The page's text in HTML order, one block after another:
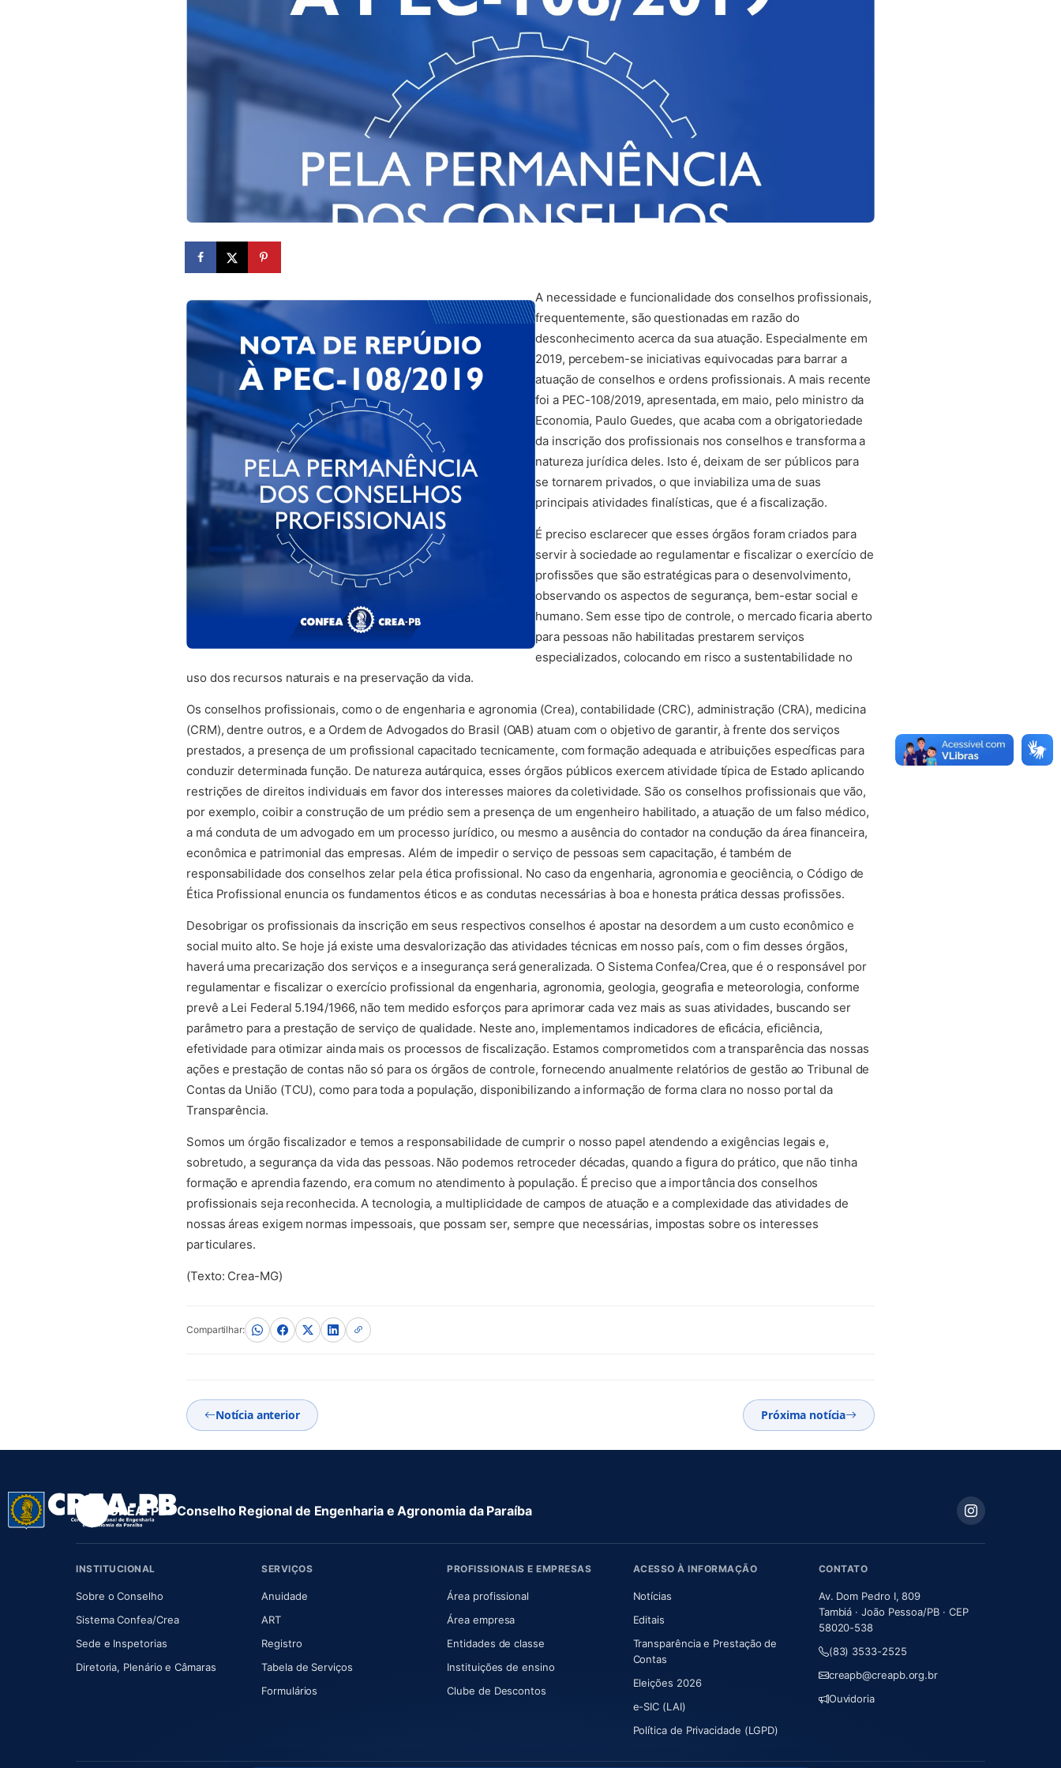
A necessidade e funcionalidade dos conselhos profissionais,
frequentemente, são questionadas em razão do
desconhecimento acerca da sua atuação. Especialmente em
2019, percebem-se iniciativas equivocadas para barrar a
atuação de conselhos e ordens profissionais. A mais recente
foi a PEC-108/2019, apresentada, em maio, pelo ministro da
Economia, Paulo Guedes, que acaba com a obrigatoriedade
da inscrição dos profissionais nos conselhos e transforma a
natureza jurídica deles. Isto é, deixam de ser públicos para
se tornarem privados, o que inviabiliza uma de suas
principais atividades finalísticas, que é a fiscalização.
É preciso esclarecer que esses órgãos foram criados para
servir à sociedade ao regulamentar e fiscalizar o exercício de
profissões que são estratégicas para o desenvolvimento,
observando os aspectos de segurança, bem-estar social e
humano. Sem esse tipo de controle, o mercado ficaria aberto
para pessoas não habilitadas prestarem serviços
especializados, colocando em risco a sustentabilidade no
uso dos recursos naturais e na preservação da vida.
Os conselhos profissionais, como o de engenharia e agronomia (Crea), contabilidade (CRC), administração (CRA), medicina
(CRM), dentre outros, e a Ordem de Advogados do Brasil (OAB) atuam com o objetivo de garantir, à frente dos serviços
prestados, a presença de um profissional capacitado tecnicamente, com formação adequada e atribuições específicas para
conduzir determinada função. De natureza autárquica, esses órgãos públicos exercem atividade típica de Estado aplicando
restrições de direitos individuais em favor dos interesses maiores da coletividade. São os conselhos profissionais que vão,
por exemplo, coibir a construção de um prédio sem a presença de um engenheiro habilitado, a atuação de um falso médico,
a má conduta de um advogado em um processo jurídico, ou mesmo a ausência do contador na condução da área financeira,
econômica e patrimonial das empresas. Além de impedir o serviço de pessoas sem capacitação, é também de
responsabilidade dos conselhos zelar pela ética profissional. No caso da engenharia, agronomia e geociência, o Código de
Ética Profissional enuncia os fundamentos éticos e as condutas necessárias à boa e honesta prática dessas profissões.
Desobrigar os profissionais da inscrição em seus respectivos conselhos é apostar na desordem a um custo econômico e
social muito alto. Se hoje já existe uma desvalorização das atividades técnicas em nosso país, com o fim desses órgãos,
haverá uma precarização dos serviços e a insegurança será generalizada. O Sistema Confea/Crea, que é o responsável por
regulamentar e fiscalizar o exercício profissional da engenharia, agronomia, geologia, geografia e meteorologia, conforme
prevê a Lei Federal 5.194/1966, não tem medido esforços para aprimorar cada vez mais as suas atividades, buscando ser
parâmetro para a prestação de serviço de qualidade. Neste ano, implementamos indicadores de eficácia, eficiência,
efetividade para otimizar ainda mais os processos de fiscalização. Estamos comprometidos com a transparência das nossas
ações e prestação de contas não só para os órgãos de controle, fornecendo anualmente relatórios de gestão ao Tribunal de
Contas da União (TCU), como para toda a população, disponibilizando a informação de forma clara no nosso portal da
Transparência.
Somos um órgão fiscalizador e temos a responsabilidade de cumprir o nosso papel atendendo a exigências legais e,
sobretudo, a segurança da vida das pessoas. Não podemos retroceder décadas, quando a figura do prático, que não tinha
formação e aprendia fazendo, era comum no atendimento à população. É preciso que a importância dos conselhos
profissionais seja reconhecida. A tecnologia, a multiplicidade de campos de atuação e a complexidade das atividades de
nossas áreas exigem normas impessoais, que possam ser, sempre que necessárias, impostas sobre os interesses
particulares.
(Texto: Crea-MG)
Compartilhar:
Notícia anterior Próxima notícia
CREA-PB · Conselho Regional de Engenharia e Agronomia da Paraíba
INSTITUCIONAL
Sobre o Conselho(abre em nova aba)
Sistema Confea/Crea(abre em nova aba)
Sede e Inspetorias
Diretoria, Plenário e Câmaras(abre em nova aba)
SERVIÇOS
Anuidade(abre em nova aba)
ART(abre em nova aba)
Registro
Tabela de Serviços
Formulários
PROFISSIONAIS E EMPRESAS
Área profissional
Área empresa
Entidades de classe
Instituições de ensino
Clube de Descontos
ACESSO À INFORMAÇÃO
Notícias
Editais
Transparência e Prestação de
Contas
Eleições 2026
e-SIC (LAI)
Política de Privacidade (LGPD)
CONTATO
Av. Dom Pedro I, 809
Tambiá · João Pessoa/PB · CEP
58020-538
(83) 3533-2525
creapb@creapb.org.br
Ouvidoria